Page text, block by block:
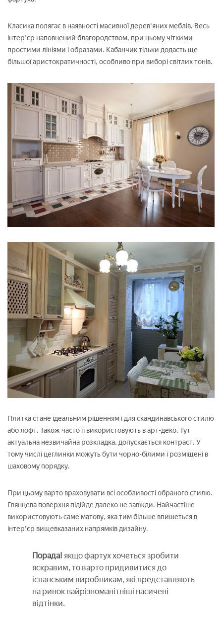
Класика полягає в наявності масивної дерев'яних меблів. Весь
інтер'єр наповнений благородством, при цьому чіткими
простими лініями і образами. Кабанчик тільки додасть ще
більшої аристократичності, особливо при виборі світлих тонів.
Плитка стане ідеальним рішенням і для скандинавського стилю
або лофт. Також часто її використовують в арт-деко. Тут
актуальна незвичайна розкладка, допускається контраст. У
тому числі цеглинки можуть бути чорно-білими і розміщені в
шаховому порядку.
При цьому варто враховувати всі особливості обраного стилю.
Глянцева поверхня підійде далеко не завжди. Найчастіше
використовують саме матову, яка тим більше впишеться в
інтер'єр вищевказаних напрямків дизайну.
Порада! якщо фартух хочеться зробити
яскравим, то варто придивитися до
іспанським виробникам, які представляють
на ринок найрізноманітніші насичені
відтінки.